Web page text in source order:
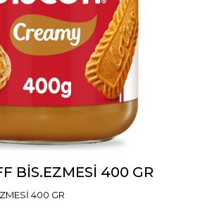
BİS.EZMESİ 400 GR
400 GR